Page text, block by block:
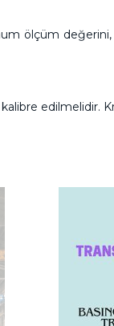
ölçüm
edilmelidir.